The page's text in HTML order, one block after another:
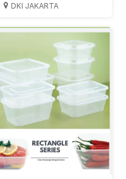
DKI JAKARTA